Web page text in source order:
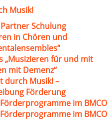
Musik!
Schulung
in Chören und
„Musizieren für und mit
mit Demenz“
durch Musik! –
Förderung
im BMCO
im BMCO